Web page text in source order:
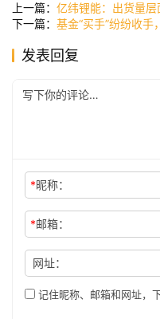
公
司
科
上一篇： 亿纬锂能：出货量
下一篇： 基金“买手”纷纷收手
发表回复
*昵称：
*邮箱：
网址：
记住昵称、邮箱和网址，